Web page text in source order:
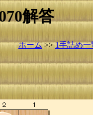
解答
ホーム>>1手詰め一